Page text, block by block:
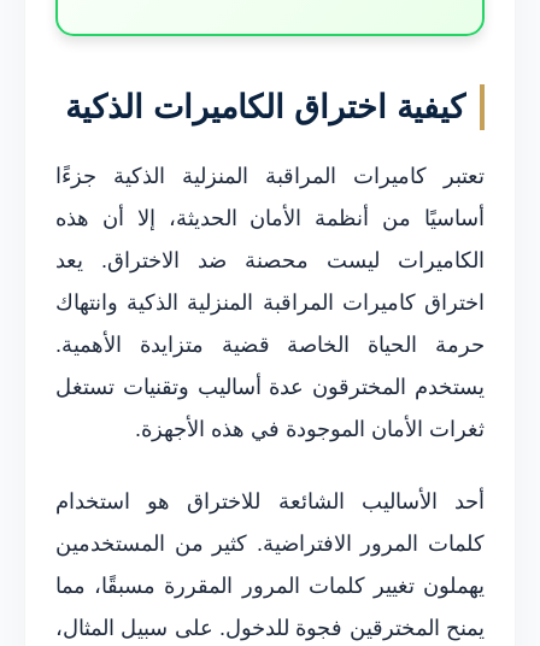
كيفية اختراق الكاميرات الذكية
تعتبر كاميرات المراقبة المنزلية الذكية جزءًا
أساسيًا من أنظمة الأمان الحديثة، إلا أن هذه
الكاميرات ليست محصنة ضد الاختراق. يعد
اختراق كاميرات المراقبة المنزلية الذكية وانتهاك
حرمة الحياة الخاصة قضية متزايدة الأهمية.
يستخدم المخترقون عدة أساليب وتقنيات تستغل
ثغرات الأمان الموجودة في هذه الأجهزة.
أحد الأساليب الشائعة للاختراق هو استخدام
كلمات المرور الافتراضية. كثير من المستخدمين
يهملون تغيير كلمات المرور المقررة مسبقًا، مما
يمنح المخترقين فجوة للدخول. على سبيل المثال،